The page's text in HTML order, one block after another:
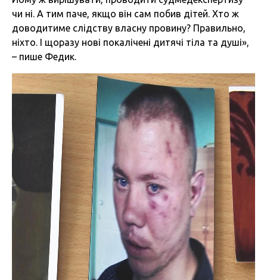
чи ні. А тим паче, якщо він сам побив дітей. Хто ж
доводитиме слідству власну провину? Правильно,
ніхто. І щоразу нові покалічені дитячі тіла та душі»,
– пише Федик.